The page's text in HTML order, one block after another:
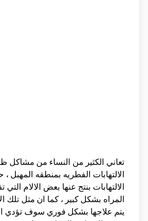
تعاني الكثير من النساء من مشاكل
الالتهابات الفطريه بمنطقه المهبل
الالتهابات بنتج عنها بعض الالام
المراه بشكل كبير ، كما ان مثل تلك
يتم علاجها بشكل فوري سوف تؤدي